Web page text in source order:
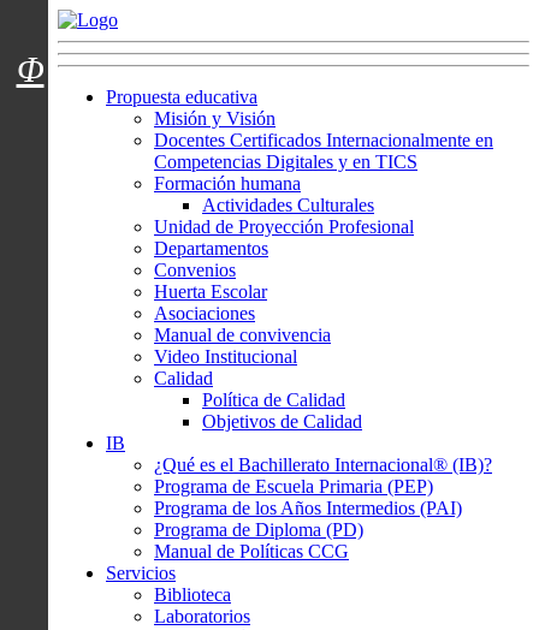
Menú usuarios
Propuesta educativa
Misión y Visión
Docentes Certificados Internacionalmente en
Competencias Digitales y en TICS
Formación humana
Actividades Culturales
Unidad de Proyección Profesional
Departamentos
Convenios
Huerta Escolar
Asociaciones
Manual de convivencia
Video Institucional
Calidad
Política de Calidad
Objetivos de Calidad
IB
¿Qué es el Bachillerato Internacional® (IB)?
Programa de Escuela Primaria (PEP)
Programa de los Años Intermedios (PAI)
Programa de Diploma (PD)
Manual de Políticas CCG
Servicios
Biblioteca
Laboratorios
Φ